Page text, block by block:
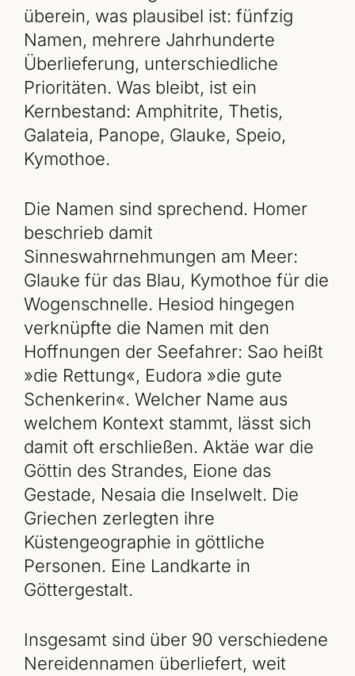
überein, was plausibel ist: fünfzig
Namen, mehrere Jahrhunderte
Überlieferung, unterschiedliche
Prioritäten. Was bleibt, ist ein
Kernbestand: Amphitrite, Thetis,
Galateia, Panope, Glauke, Speio,
Kymothoe.
Die Namen sind sprechend. Homer
beschrieb damit
Sinneswahrnehmungen am Meer:
Glauke für das Blau, Kymothoe für die
Wogenschnelle. Hesiod hingegen
verknüpfte die Namen mit den
Hoffnungen der Seefahrer: Sao heißt
»die Rettung«, Eudora »die gute
Schenkerin«. Welcher Name aus
welchem Kontext stammt, lässt sich
damit oft erschließen. Aktäe war die
Göttin des Strandes, Eione das
Gestade, Nesaia die Inselwelt. Die
Griechen zerlegten ihre
Küstengeographie in göttliche
Personen. Eine Landkarte in
Göttergestalt.
Insgesamt sind über 90 verschiedene
Nereidennamen überliefert, weit